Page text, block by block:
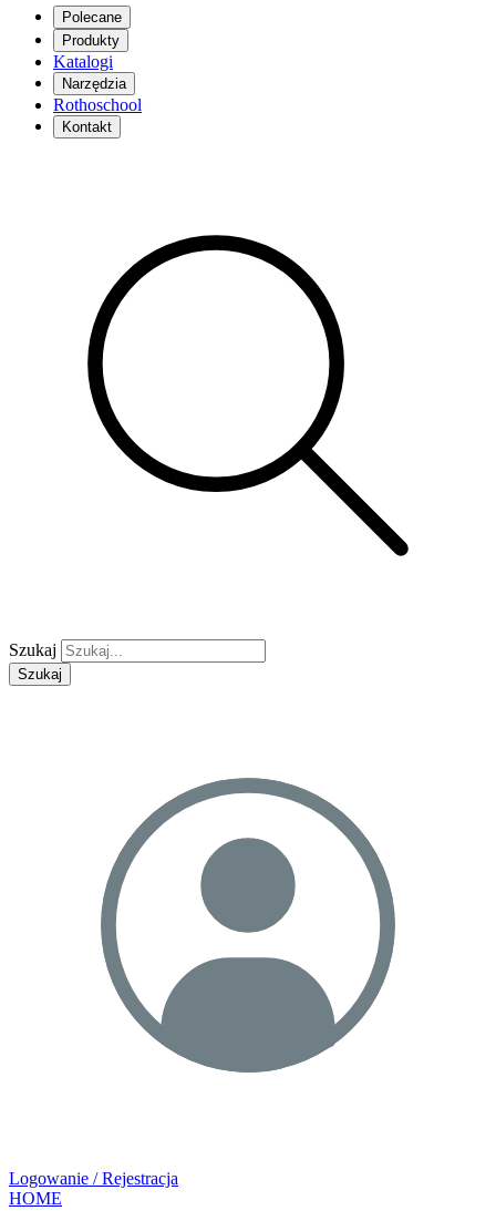
Polecane
Produkty
Katalogi
Narzędzia
Rothoschool
Kontakt
Szukaj
Szukaj
Logowanie / Rejestracja
HOME